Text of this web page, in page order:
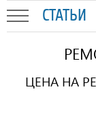
СТАТЬИ
ЦЕНА НА